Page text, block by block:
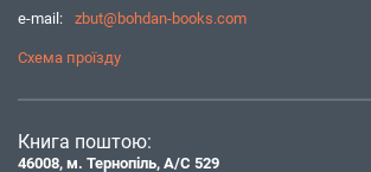
e-mail:
zbut@bohdan-books.com
Схема проїзду
Книга поштою:
46008, м. Тернопіль, А/С 529